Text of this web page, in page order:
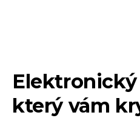
který vám